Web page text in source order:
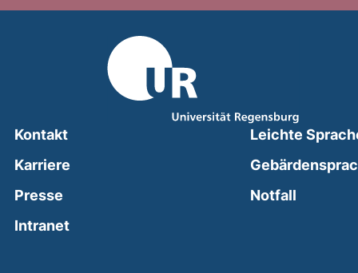
Kontakt
Karriere
Presse
Intranet(external link, opens in a new window)
Leichte
Notfall